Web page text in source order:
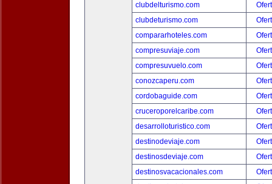
clubdelturismo.com
clubdeturismo.com
compararhoteles.com
compresuviaje.com
compresuvuelo.com
conozcaperu.com
cordobaguide.com
cruceroporelcaribe.com
desarrolloturistico.com
destinodeviaje.com
destinosdeviaje.com
destinosvacacionales.com